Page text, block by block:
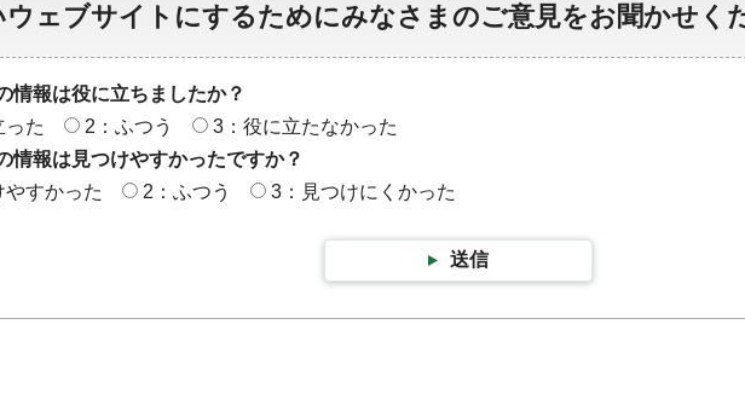
ウェブサイトにするためにみなさまのご意見をお聞かせく
情報は役に立ちましたか？
った
2：ふつう
3：役に立たなかった
情報は見つけやすかったですか？
やすかった
2：ふつう 3：見つけにくかった
送信